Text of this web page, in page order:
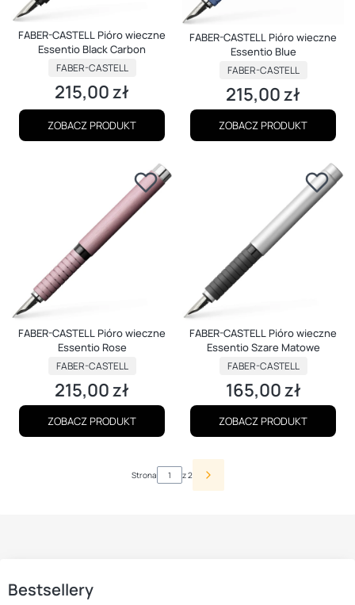
FABER-CASTELL Pióro wieczne
Essentio Black Carbon
PRODUCENT
FABER-CASTELL
Cena
215,00 zł
ZOBACZ PRODUKT
FABER-CASTELL Pióro wieczne
Essentio Blue
PRODUCENT
FABER-CASTELL
Cena
215,00 zł
ZOBACZ PRODUKT
FABER-CASTELL Pióro wieczne
Essentio Rose
PRODUCENT
FABER-CASTELL
Cena
215,00 zł
ZOBACZ PRODUKT
FABER-CASTELL Pióro wieczne
Essentio Szare Matowe
PRODUCENT
FABER-CASTELL
Cena
165,00 zł
ZOBACZ PRODUKT
Strona z 2
Bestsellery